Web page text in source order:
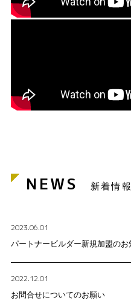
NEWS 新着情報
2023.06.01
パートナービルダー新規加盟のお
2022.12.01
お問合せについてのお願い